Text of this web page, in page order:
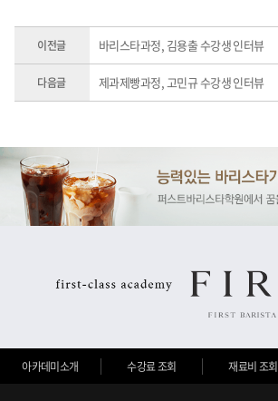
이전글 바리스타과정, 김용출 수강생 인터뷰
다음글 제과제빵과정, 고민규 수강생 인터뷰
아카데미소개 수강료 조회 재료비 조회